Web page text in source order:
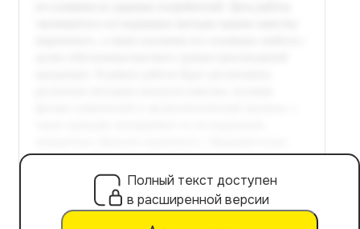
Полный текст доступен
в расширенной версии